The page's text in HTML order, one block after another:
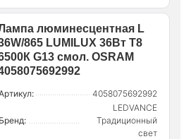
люминесцентная L
865 LUMILUX 36Вт T8
G13 смол. OSRAM
4058075692992
Бренд:
LEDVANCE
Традиционный
свет